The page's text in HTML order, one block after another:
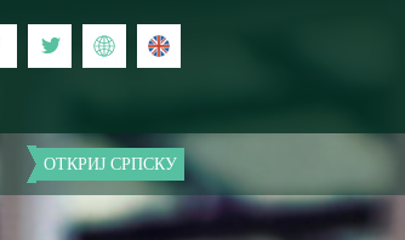
ОТКРИЈ СРПСКУ